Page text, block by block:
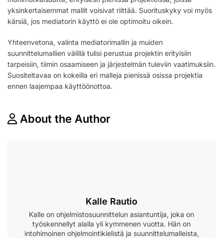
yksinkertaisemmat mallit voisivat riittää. Suorituskyky voi myös
kärsiä, jos mediatorin käyttö ei ole optimoitu oikein.
Yhteenvetona, valinta mediatorimallin ja muiden
suunnittelumallien välillä tulisi perustua projektin erityisiin
tarpeisiin, tiimin osaamiseen ja järjestelmän tuleviin vaatimuksiin.
Suositeltavaa on kokeilla eri malleja pienissä osissa projektia
ennen laajempaa käyttöönottoa.
About the Author
Kalle Rautio
Kalle on ohjelmistosuunnittelun asiantuntija, joka on
työskennellyt alalla yli kymmenen vuotta. Hän on
intohimoinen ohjelmointikielistä ja suunnittelumalleista,